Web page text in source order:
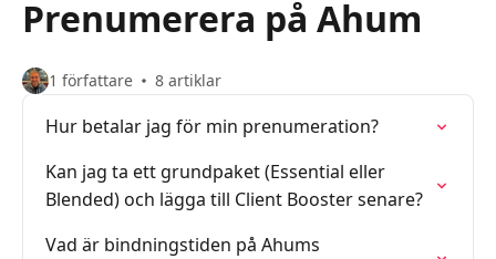
Prenumerera på Ahum
1 författare 8 artiklar
Hur betalar jag för min prenumeration?
Kan jag ta ett grundpaket (Essential eller
Blended) och lägga till Client Booster senare?
Vad är bindningstiden på Ahums